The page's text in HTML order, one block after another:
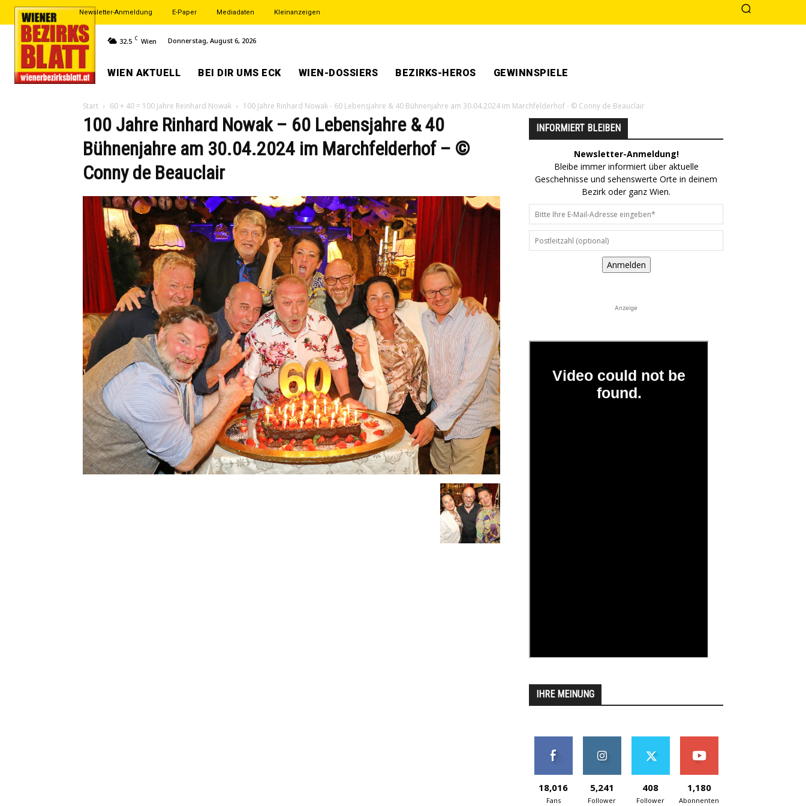
Newsletter-Anmeldung E-Paper Mediadaten Kleinanzeigen
32.5 C Wien Donnerstag, August 6, 2026
WIEN AKTUELL BEI DIR UMS ECK WIEN-DOSSIERS BEZIRKS-HEROS GEWINNSPIELE
Start 60 + 40 = 100 Jahre Reinhard Nowak 100 Jahre Rinhard Nowak - 60 Lebensjahre & 40 Bühnenjahre am 30.04.2024 im Marchfelderhof - © Conny de Beauclair
100 Jahre Rinhard Nowak – 60 Lebensjahre & 40
Bühnenjahre am 30.04.2024 im Marchfelderhof – ©
Conny de Beauclair
INFORMIERT BLEIBEN
Newsletter-Anmeldung!
Bleibe immer informiert über aktuelle
Geschehnisse und sehenswerte Orte in deinem
Bezirk oder ganz Wien.
Anmelden
Anzeige
IHRE MEINUNG
18,016
Fans
5,241
Follower
408
Follower
1,180
Abonnenten